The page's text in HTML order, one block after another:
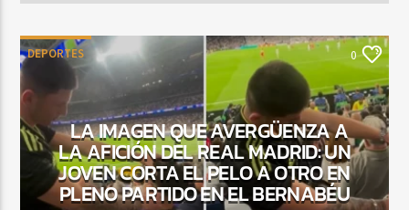
DEPORTES 0
LA IMAGEN QUE AVERGÜENZA A
LA AFICIÓN DEL REAL MADRID: UN
JOVEN CORTA EL PELO A OTRO EN
PLENO PARTIDO EN EL BERNABÉU